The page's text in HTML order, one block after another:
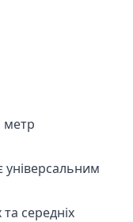
метр
середніх